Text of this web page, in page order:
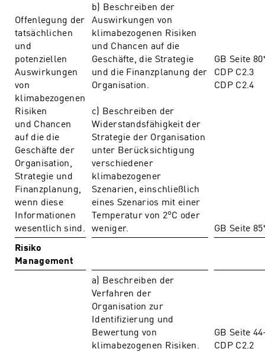
Offenlegung der
tatsächlichen
und
potenziellen
Auswirkungen
von
klimabezogenen
Risiken
und Chancen
auf die die
Geschäfte der
Organisation,
Strategie und
Finanzplanung,
wenn diese
Informationen
wesentlich sind.
b) Beschreiben der
Auswirkungen von
klimabezogenen Risiken
und Chancen auf die
Geschäfte, die Strategie
und die Finanzplanung der
Organisation.
c) Beschreiben der
Widerstandsfähigkeit der
Strategie der Organisation
unter Berücksichtigung
verschiedener
klimabezogener
Szenarien, einschließlich
eines Szenarios mit einer
Temperatur von 2°C oder
weniger.
GB Seite
CDP C2.3
CDP C2.4
GB Seite
Risiko
Management
a) Beschreiben der
Verfahren der
Organisation zur
Identifizierung und
Bewertung von
klimabezogenen Risiken.
GB Seite
CDP C2.2